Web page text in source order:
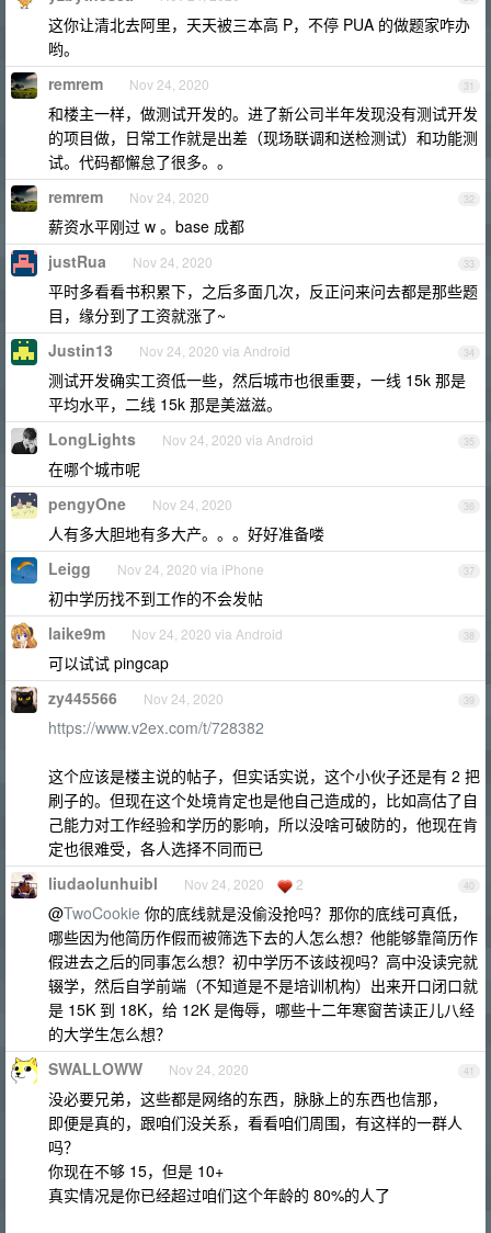
这你让清北去阿里，天天被三本高 P，不停 PUA 的做题家咋办
哟。
31
remrem Nov 24, 2020
和楼主一样，做测试开发的。进了新公司半年发现没有测试开发
的项目做，日常工作就是出差（现场联调和送检测试）和功能测
试。代码都懈怠了很多。。
32
remrem Nov 24, 2020
薪资水平刚过 w 。base 成都
33
justRua Nov 24, 2020
平时多看看书积累下，之后多面几次，反正问来问去都是那些题
目，缘分到了工资就涨了~
34
Justin13 Nov 24, 2020 via Android
测试开发确实工资低一些，然后城市也很重要，一线 15k 那是
平均水平，二线 15k 那是美滋滋。
35
LongLights Nov 24, 2020 via Android
在哪个城市呢
36
pengyOne Nov 24, 2020
人有多大胆地有多大产。。。好好准备喽
37
Leigg Nov 24, 2020 via iPhone
初中学历找不到工作的不会发帖
38
laike9m Nov 24, 2020 via Android
可以试试 pingcap
39
zy445566 Nov 24, 2020
https://www.v2ex.com/t/728382
这个应该是楼主说的帖子，但实话实说，这个小伙子还是有 2 把
刷子的。但现在这个处境肯定也是他自己造成的，比如高估了自
己能力对工作经验和学历的影响，所以没啥可破防的，他现在肯
定也很难受，各人选择不同而已
40
liudaolunhuibl Nov 24, 2020 2
@TwoCookie 你的底线就是没偷没抢吗？那你的底线可真低，
哪些因为他简历作假而被筛选下去的人怎么想？他能够靠简历作
假进去之后的同事怎么想？初中学历不该歧视吗？高中没读完就
辍学，然后自学前端（不知道是不是培训机构）出来开口闭口就
是 15K 到 18K，给 12K 是侮辱，哪些十二年寒窗苦读正儿八经
的大学生怎么想？
41
SWALLOWW Nov 24, 2020
没必要兄弟，这些都是网络的东西，脉脉上的东西也信那，
即便是真的，跟咱们没关系，看看咱们周围，有这样的一群人
吗？
你现在不够 15，但是 10+
真实情况是你已经超过咱们这个年龄的 80%的人了